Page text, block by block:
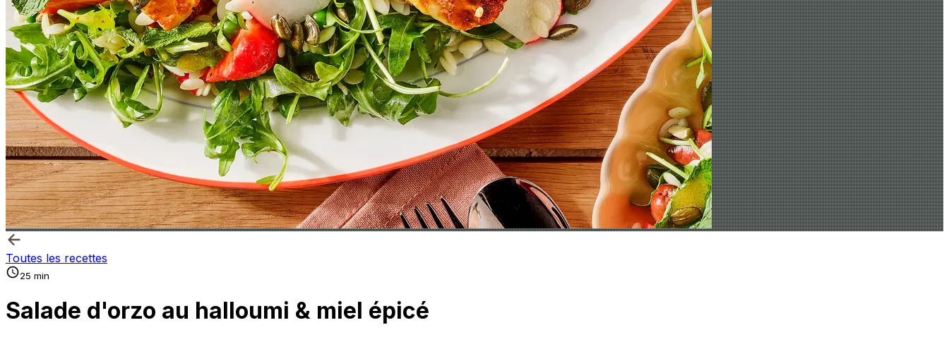
Toutes les recettes
25 min
Salade d'orzo au halloumi & miel épicé